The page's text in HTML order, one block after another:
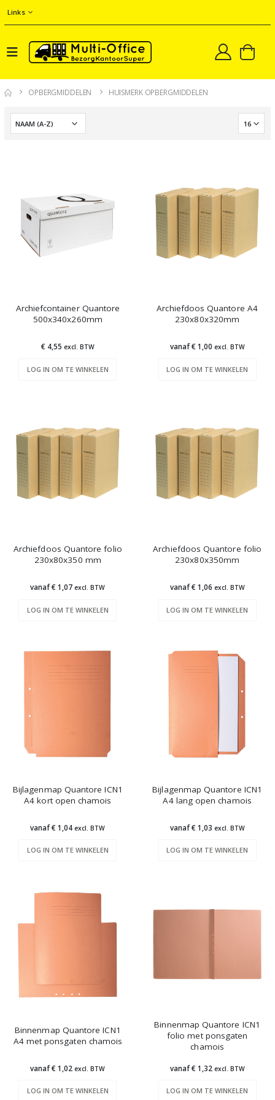
Links
OPBERGMIDDELEN HUISMERK OPBERGMIDDELEN
Archiefcontainer Quantore
500x340x260mm
€ 4,55 excl. BTW
LOG IN OM TE WINKELEN
Archiefdoos Quantore A4
230x80x320mm
vanaf € 1,00 excl. BTW
LOG IN OM TE WINKELEN
Archiefdoos Quantore folio
230x80x350 mm
vanaf € 1,07excl. BTW
LOG IN OM TE WINKELEN
Archiefdoos Quantore folio
230x80x350mm
vanaf € 1,06 excl. BTW
LOG IN OM TE WINKELEN
Bijlagenmap Quantore ICN1
A4 kort open chamois
vanaf € 1,04excl. BTW
LOG IN OM TE WINKELEN
Bijlagenmap Quantore ICN1
A4 lang open chamois
vanaf € 1,03 excl. BTW
LOG IN OM TE WINKELEN
Binnenmap Quantore ICN1
A4 met ponsgaten chamois
vanaf € 1,02excl. BTW
LOG IN OM TE WINKELEN
Binnenmap Quantore ICN1
folio met ponsgaten
chamois
vanaf € 1,32 excl. BTW
LOG IN OM TE WINKELEN